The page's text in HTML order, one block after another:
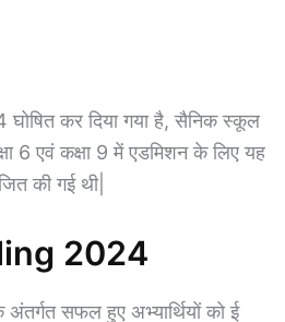
कर दिया गया है, सैनिक स्कूल
6 एवं कक्षा 9 में एडमिशन के लिए यह
की गई थी|
2024
सफल हुए अभ्यार्थियों को ई